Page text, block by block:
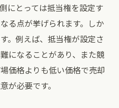
にとっては抵当権を設定す
る点が挙げられます。しか
。例えば、抵当権が設定さ
になることがあり、また競
価格よりも低い価格で売却
が必要です。